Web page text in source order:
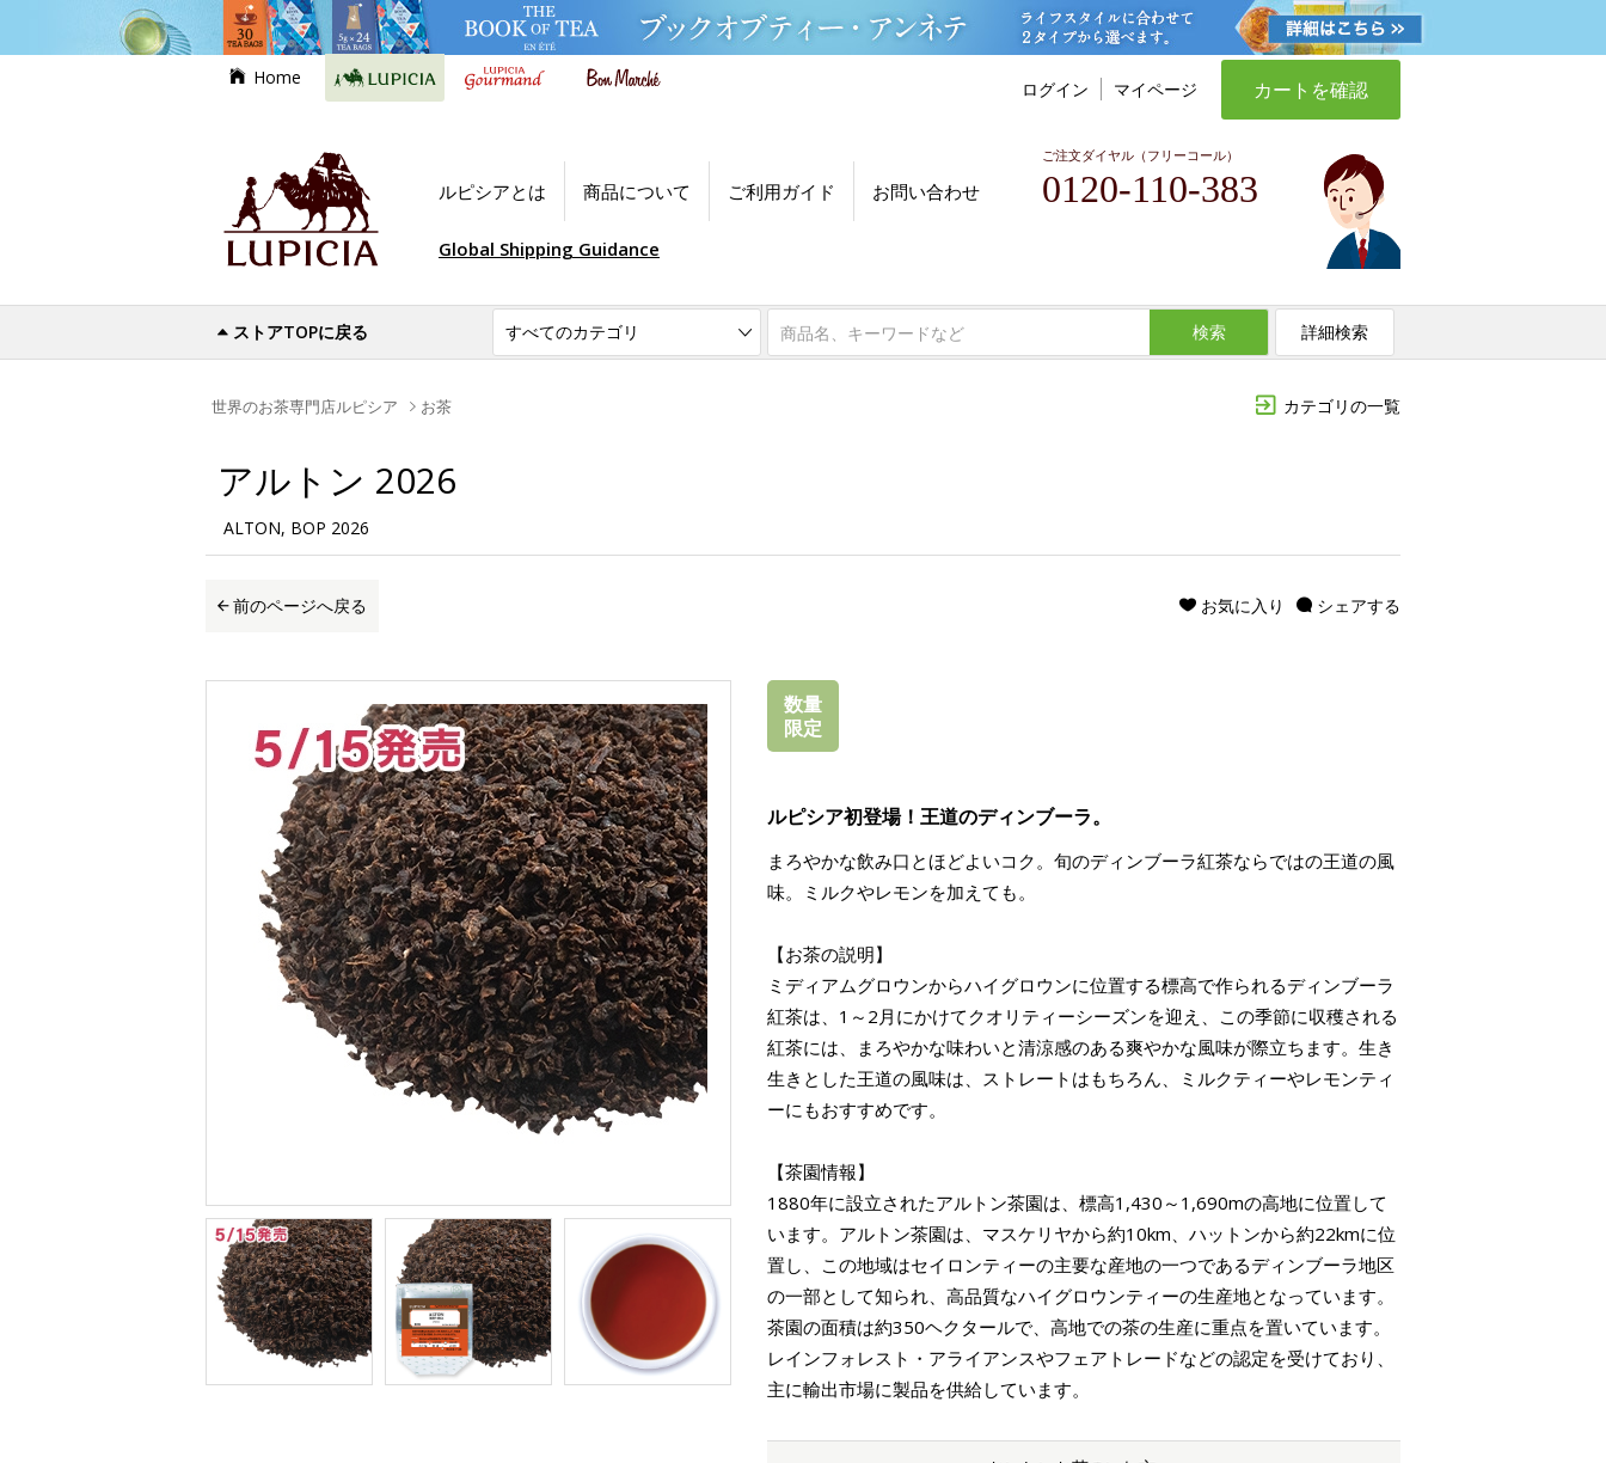
Home
ログイン マイページ カートを確認
ルピシアとは 商品について ご利用ガイド お問い合わせ
ご注文ダイヤル（フリーコール）
0120-110-383
Global Shipping Guidance
ストアTOPに戻る 検索 詳細検索
カテゴリの一覧
世界のお茶専門店ルピシア お茶
アルトン 2026
ALTON, BOP 2026
前のページへ戻る シェアする
お気に入り
数量
限定
ルピシア初登場！王道のディンブーラ。
まろやかな飲み口とほどよいコク。旬のディンブーラ紅茶ならではの王道の風
味。ミルクやレモンを加えても。
【お茶の説明】
ミディアムグロウンからハイグロウンに位置する標高で作られるディンブーラ
紅茶は、1～2月にかけてクオリティーシーズンを迎え、この季節に収穫される
紅茶には、まろやかな味わいと清涼感のある爽やかな風味が際立ちます。生き
生きとした王道の風味は、ストレートはもちろん、ミルクティーやレモンティ
ーにもおすすめです。
【茶園情報】
1880年に設立されたアルトン茶園は、標高1,430～1,690mの高地に位置して
います。アルトン茶園は、マスケリヤから約10km、ハットンから約22kmに位
置し、この地域はセイロンティーの主要な産地の一つであるディンブーラ地区
の一部として知られ、高品質なハイグロウンティーの生産地となっています。
茶園の面積は約350ヘクタールで、高地での茶の生産に重点を置いています。
レインフォレスト・アライアンスやフェアトレードなどの認定を受けており、
主に輸出市場に製品を供給しています。